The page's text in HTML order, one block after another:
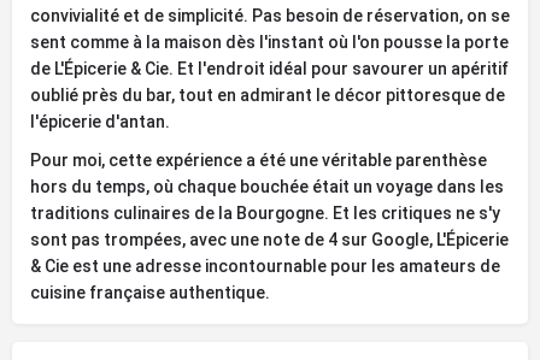
convivialité et de simplicité. Pas besoin de réservation, on se
sent comme à la maison dès l'instant où l'on pousse la porte
de L'Épicerie & Cie. Et l'endroit idéal pour savourer un apéritif
oublié près du bar, tout en admirant le décor pittoresque de
l'épicerie d'antan.
Pour moi, cette expérience a été une véritable parenthèse
hors du temps, où chaque bouchée était un voyage dans les
traditions culinaires de la Bourgogne. Et les critiques ne s'y
sont pas trompées, avec une note de 4 sur Google, L'Épicerie
& Cie est une adresse incontournable pour les amateurs de
cuisine française authentique.